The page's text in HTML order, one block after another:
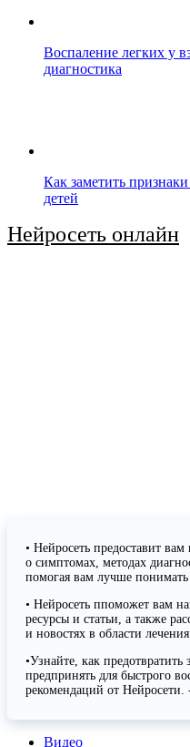
Воспаление легких у
диагностика
Как заметить
детей
Нейросеть онлайн
• Нейросеть предоставит
о симптомах, методах
помогая вам лучше понимать
• Нейросеть ппоможет вам
ресурсы и статьи, а также
и новостях в области
•Узнайте, как
предпринять для быстрого
рекомендаций от
Видео